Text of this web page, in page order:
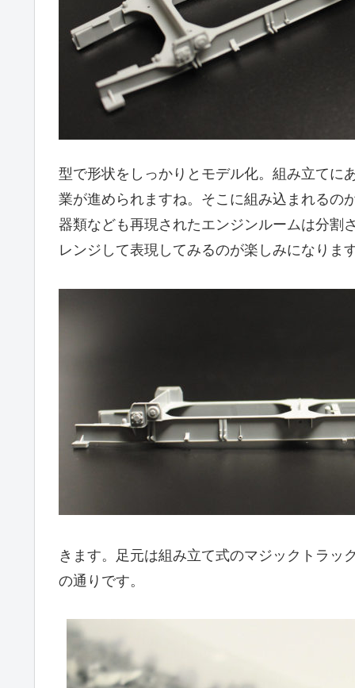
型で形状をしっかりとモデル化。組み立てに
業が進められますね。そこに組み込まれるの
器類なども再現されたエンジンルームは分割
レンジして表現してみるのが楽しみになりま
きます。足元は組み立て式のマジックトラッ
の通りです。